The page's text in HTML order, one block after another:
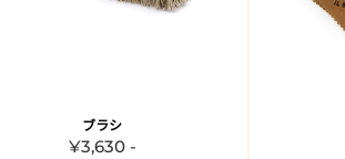
ブラシ
¥3,630 -